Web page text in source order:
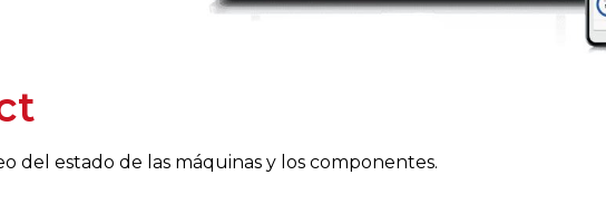
del estado de las máquinas y los componentes.